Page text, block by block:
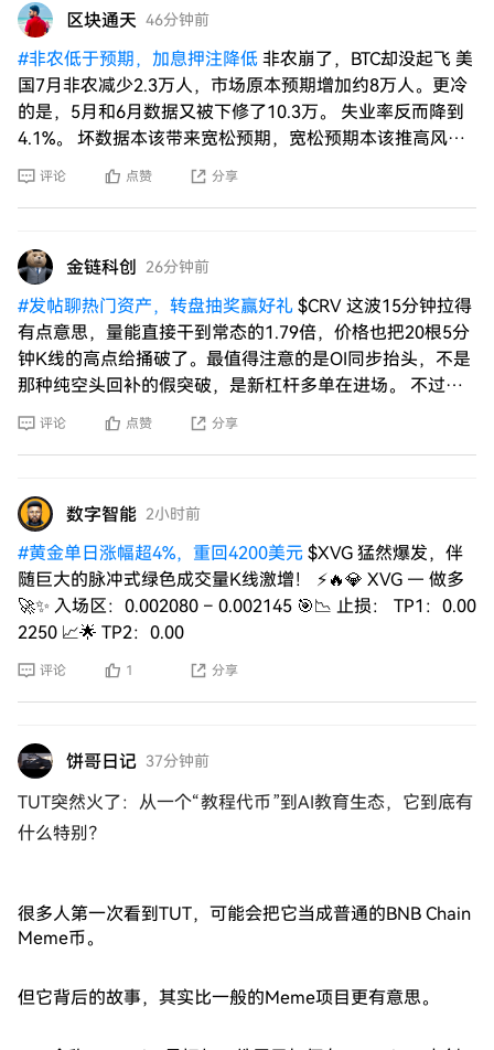
区块通天 46分钟前
#非农低于预期，加息押注降低 非农崩了，BTC却没起飞 美
国7月非农减少2.3万人，市场原本预期增加约8万人。更冷
的是，5月和6月数据又被下修了10.3万。 失业率反而降到
4.1%。 坏数据本该带来宽松预期，宽松预期本该推高风险
资
评论 点赞 分享
金链科创 26分钟前
#发帖聊热门资产，转盘抽奖赢好礼 $CRV 这波15分钟拉得
有点意思，量能直接干到常态的1.79倍，价格也把20根5分
钟K线的高点给捅破了。最值得注意的是OI同步抬头，不是
那种纯空头回补的假突破，是新杠杆多单在进场。 不过说
实话，这种
评论 点赞 分享
数字智能 2小时前
#黄金单日涨幅超4%，重回4200美元 $XVG 猛然爆发，伴
随巨大的脉冲式绿色成交量K线激增！ ⚡🔥💎 XVG — 做多
🚀✨ 入场区：0.002080 – 0.002145 🎯📉 止损： TP1：0.00
2250 📈🌟 TP2：0.00
评论 1 分享
饼哥日记 37分钟前
TUT突然火了：从一个“教程代币”到AI教育生态，它到底有
什么特别？
很多人第一次看到TUT，可能会把它当成普通的BNB Chain
Meme币。
但它背后的故事，其实比一般的Meme项目更有意思。